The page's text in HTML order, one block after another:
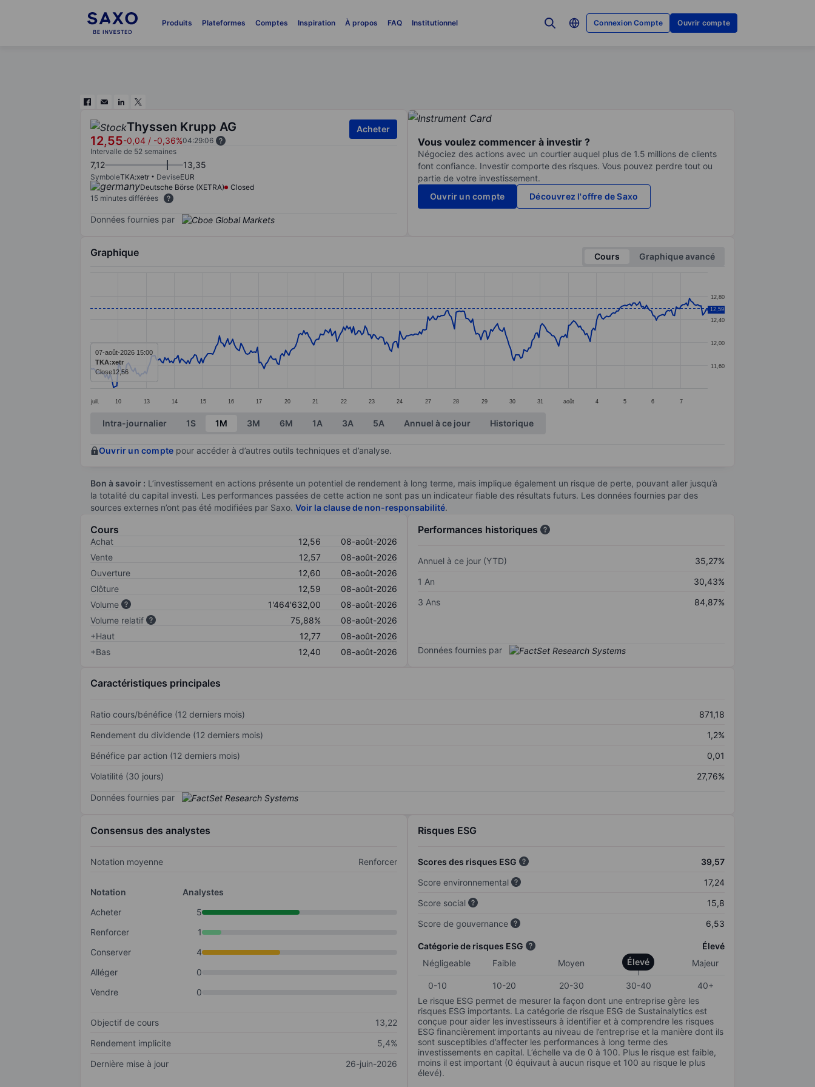
Produits Plateformes Comptes Inspiration À propos FAQ Institutionnel Connexion Compte Ouvrir compte
Thyssen Krupp AG
12,55-0,04 / -0,36%04:29:06
Acheter
Intervalle de 52 semaines
7,12 13,35
SymboleTKA:xetr DeviseEUR
Deutsche Börse (XETRA)
Closed
15 minutes différées
Données fournies par
Vous voulez commencer à investir ?
Négociez des actions avec un courtier auquel plus de 1.5 millions de clients
font confiance. Investir comporte des risques. Vous pouvez perdre tout ou
partie de votre investissement.
Ouvrir un compte
Découvrez l'offre de Saxo
Graphique Cours
Graphique avancé
The chart has 1 Y axis displaying values. Data ranges from 11.21 to 12.76.
juil. 10 13 14 15 16 17 20 21 22 23 24 27 28 29 30 31 août 4 5 6 7
11,60
12,00
12,40
12,80
12,59
07-août-2026 15:00
TKA:xetr
Close12,56
End of interactive chart.
Intra-journalier 1S 1M 3M 6M 1A 3A 5A Annuel à ce jour Historique
Ouvrir un compte pour accéder à d’autres outils techniques et d’analyse.
Bon à savoir : L’investissement en actions présente un potentiel de rendement à long terme, mais implique également un risque de perte, pouvant aller jusqu’à
la totalité du capital investi. Les performances passées de cette action ne sont pas un indicateur fiable des résultats futurs. Les données fournies par des
sources externes n’ont pas été modifiées par Saxo. Voir la clause de non-responsabilité.
Cours
Achat 12,56
08-août-2026
Vente
12,57
08-août-2026
Ouverture
12,60
08-août-2026
Clôture
12,59
08-août-2026
Volume
1'464'632,00
08-août-2026
Volume relatif
75,88%
08-août-2026
+Haut
12,77
08-août-2026
+Bas
12,40 08-août-2026
Performances historiques
Annuel à ce jour (YTD)
35,27%
1 An
30,43%
3 Ans
84,87%
Données fournies par
Caractéristiques principales
Ratio cours/bénéfice (12 derniers mois)
871,18
Rendement du dividende (12 derniers mois)
1,2%
Bénéfice par action (12 derniers mois)
0,01
Volatilité (30 jours)
27,76%
Données fournies par
Consensus des analystes
Notation moyenne Renforcer
Notation
Analystes
Acheter
5
Renforcer
1
Conserver
4
Alléger
0
Vendre
0
Objectif de cours
13,22
Rendement implicite
5,4%
Dernière mise à jour
26-juin-2026
Risques ESG
Scores des risques ESG
39,57
Score environnemental
17,24
Score social
15,8
Score de gouvernance
6,53
Catégorie de risques ESG
Élevé
Négligeable
Faible Moyen Élevé Majeur
0-10 10-20 20-30 30-40
40+
Le risque ESG permet de mesurer la façon dont une entreprise gère les
risques ESG importants. La catégorie de risque ESG de Sustainalytics est
conçue pour aider les investisseurs à identifier et à comprendre les risques
ESG financièrement importants au niveau de l’entreprise et la manière dont ils
sont susceptibles d’affecter les performances à long terme des
investissements en capital. L’échelle va de 0 à 100. Plus le risque est faible,
moins il est important (0 équivaut à aucun risque et 100 au risque le plus
élevé).